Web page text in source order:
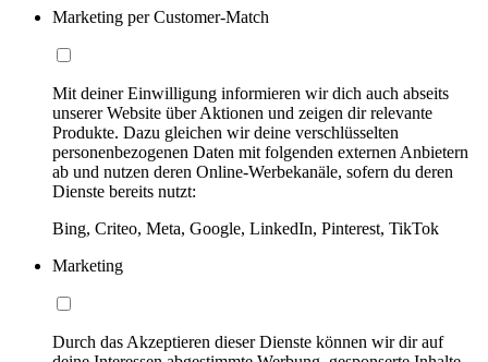
Marketing per Customer-Match
Mit deiner Einwilligung informieren wir dich auch abseits
unserer Website über Aktionen und zeigen dir relevante
Produkte. Dazu gleichen wir deine verschlüsselten
personenbezogenen Daten mit folgenden externen Anbietern
ab und nutzen deren Online-Werbekanäle, sofern du deren
Dienste bereits nutzt:
Bing, Criteo, Meta, Google, LinkedIn, Pinterest, TikTok
Marketing
Durch das Akzeptieren dieser Dienste können wir dir auf